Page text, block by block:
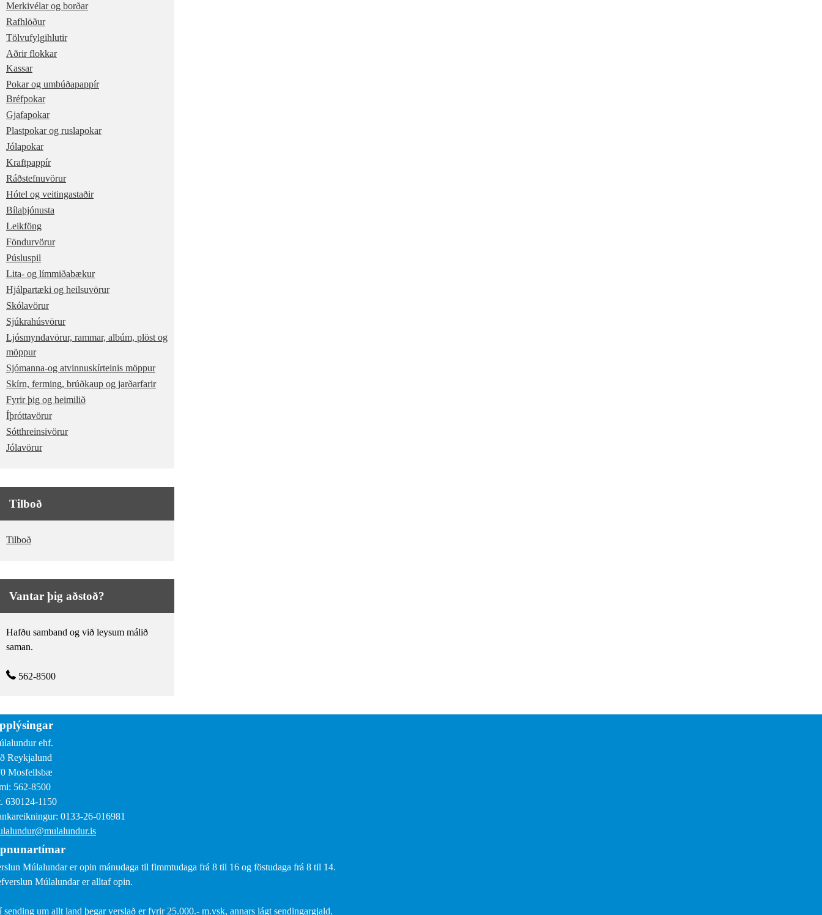
Merkivélar og borðar
Rafhlöður
Tölvufylgihlutir
Aðrir flokkar
Kassar
Pokar og umbúðapappír
Bréfpokar
Gjafapokar
Plastpokar og ruslapokar
Jólapokar
Kraftpappír
Ráðstefnuvörur
Hótel og veitingastaðir
Bílaþjónusta
Leikföng
Föndurvörur
Púsluspil
Lita- og límmiðabækur
Hjálpartæki og heilsuvörur
Skólavörur
Sjúkrahúsvörur
Ljósmyndavörur, rammar, albúm, plöst og
möppur
Sjómanna-og atvinnuskírteinis möppur
Skírn, ferming, brúðkaup og jarðarfarir
Fyrir þig og heimilið
Íþróttavörur
Sótthreinsivörur
Jólavörur
Tilboð
Tilboð
Vantar þig aðstoð?
Hafðu samband og við leysum málið
saman.
562-8500
ehf.
Reykjalund
Mosfellsbæ
562-8500
630124-1150
0133-26-016981
Múlalundar er opin mánudaga til fimmtudaga frá 8 til 16 og föstudaga frá 8 til 14.
Múlalundar er alltaf opin.
sending um allt land þegar verslað er fyrir 25.000.- m.vsk, annars lágt sendingargjald.